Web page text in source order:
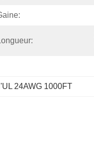
24AWG 1000FT